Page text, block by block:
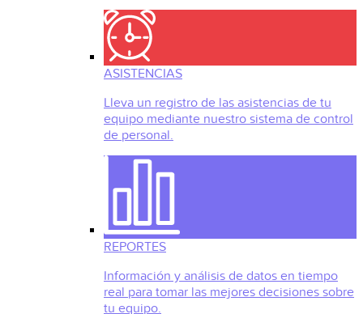
ASISTENCIAS
Lleva un registro de las asistencias de tu
equipo mediante nuestro sistema de control
de personal.
REPORTES
Información y análisis de datos en tiempo
real para tomar las mejores decisiones sobre
tu equipo.